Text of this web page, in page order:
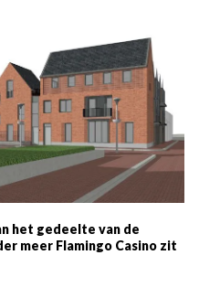
het gedeelte van de
meer Flamingo Casino zit